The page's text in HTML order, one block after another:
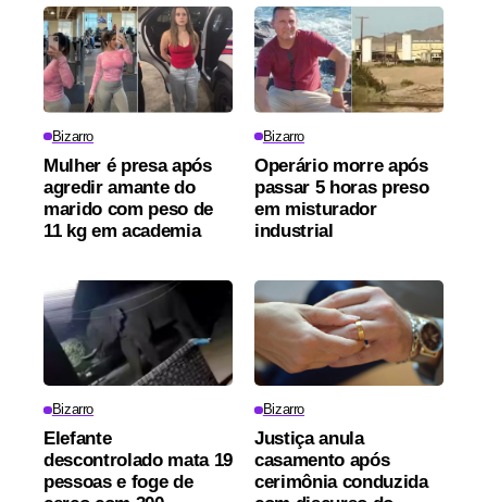
Bizarro
Mulher é presa após
agredir amante do
marido com peso de
11 kg em academia
Bizarro
Operário morre após
passar 5 horas preso
em misturador
industrial
Bizarro
Elefante
descontrolado mata 19
pessoas e foge de
Bizarro
Justiça anula
casamento após
cerimônia conduzida